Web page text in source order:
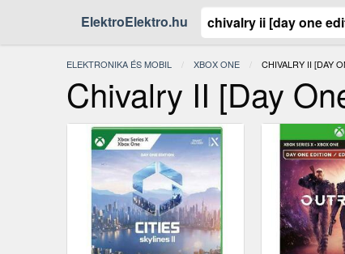
ElektroElektro.hu
ELEKTRONIKA ÉS MOBIL XBOX ONE JELENLEGI:
CHIVALRY II [DAY
Chivalry II [Day